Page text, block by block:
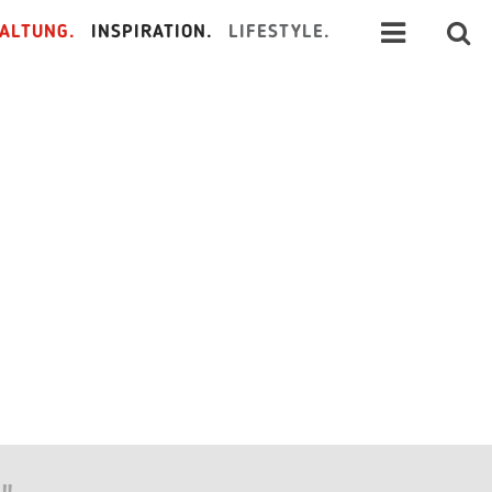
INSPIRATION. LIFESTYLE.